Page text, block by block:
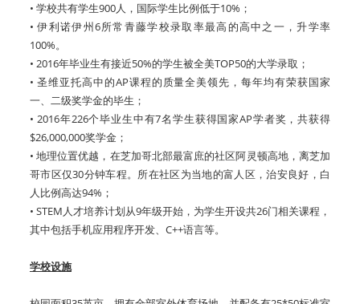
• 学校共有学生900人，国际学生比例低于10%；
• 伊利诺伊州6所常青藤学校录取率最高的高中之一，升学率
100%。
• 2016年毕业生有接近50%的学生被全美TOP50的大学录取；
• 圣维亚托高中的AP课程的质量全美领先，每年均有荣获国家
一、二级奖学金的毕生；
• 2016年226个毕业生中有7名学生获得国家AP学者奖，共获得
$26,000,000奖学金；
• 地理位置优越，在芝加哥北部最富庶的社区阿灵顿高地，离芝加
哥市区仅30分钟车程。所在社区为当地的富人区，治安良好，白
人比例高达94%；
• STEM人才培养计划从9年级开始，为学生开设共26门相关课程，
其中包括手机应用程序开发、C++语言等。
学校设施